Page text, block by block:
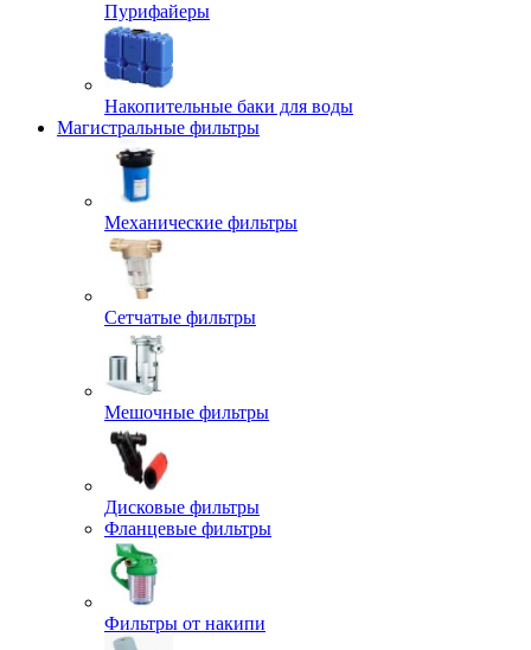
Пурифайеры
Накопительные баки для воды
Магистральные фильтры
Механические фильтры
Сетчатые фильтры
Мешочные фильтры
Дисковые фильтры
Фланцевые фильтры
Фильтры от накипи